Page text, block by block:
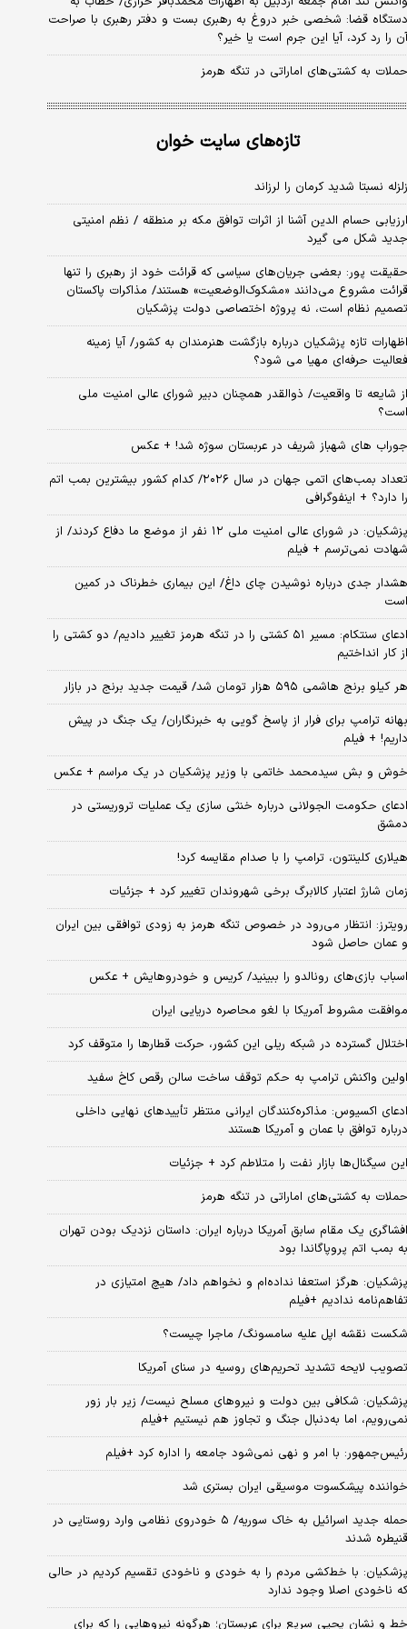
دستگاه قضا: شخصی خبر دروغ به رهبری بست و دفتر رهبری با صراحت
آن را رد کرد، آیا این جرم است یا خیر؟
حملات به کشتی‌های اماراتی در تنگه هرمز
تازه‌های سایت خوان
زلزله نسبتا شدید کرمان را لرزاند
ارزیابی حسام الدین آشنا از اثرات توافق مکه بر منطقه / نظم امنیتی
جدید شکل می گیرد
حقیقت پور: بعضی جریان‌های سیاسی که قرائت خود از رهبری را تنها
قرائت مشروع می‌دانند «مشکوک‌الوضعیت» هستند/ مذاکرات پاکستان
تصمیم نظام است، نه پروژه اختصاصی دولت پزشکیان
اظهارات تازه پزشکیان درباره بازگشت هنرمندان به کشور/ آیا زمینه
فعالیت حرفه‌ای مهیا می شود؟
از شایعه تا واقعیت/ ذوالقدر همچنان دبیر شورای ‌عالی امنیت ملی
است؟
جوراب های شهباز شریف در عربستان سوژه شد! + عکس
تعداد بمب‌های اتمی جهان در سال ۲۰۲۶/ کدام کشور بیشترین بمب اتم
را دارد؟ + اینفوگرافی
پزشکیان: در شورای عالی امنیت ملی ۱۲ نفر از موضع ما دفاع کردند/ از
شهادت نمی‌ترسم + فیلم
هشدار جدی درباره نوشیدن چای داغ/ این بیماری خطرناک در کمین
است
ادعای سنتکام: مسیر ۵۱ کشتی را در تنگه هرمز تغییر دادیم/ دو کشتی را
از کار انداختیم
هر کیلو برنج هاشمی ۵۹۵ هزار تومان شد/ قیمت جدید برنج در بازار
بهانه ترامپ برای فرار از پاسخ گویی به خبرنگاران/ یک جنگ در پیش
داریم! + فیلم
خوش و بش سیدمحمد خاتمی با وزیر پزشکیان در یک مراسم + عکس
ادعای حکومت الجولانی درباره خنثی سازی یک عملیات تروریستی در
دمشق
هیلاری کلینتون، ترامپ را با صدام مقایسه کرد!
زمان شارژ اعتبار کالابرگ برخی شهروندان تغییر کرد + جزئیات
رویترز: انتظار می‌رود در خصوص تنگه هرمز به زودی توافقی بین ایران
و عمان حاصل شود
اسباب‌ بازی‌های رونالدو را ببینید/ کریس و خودروهایش + عکس
موافقت مشروط آمریکا با لغو محاصره دریایی ایران
اختلال گسترده در شبکه ریلی این کشور، حرکت قطارها را متوقف کرد
اولین واکنش ترامپ به حکم توقف ساخت سالن رقص کاخ سفید
ادعای اکسیوس: مذاکره‌کنندگان ایرانی منتظر تأییدهای نهایی داخلی
درباره توافق با عمان و آمریکا هستند
این سیگنال‌ها بازار نفت را متلاطم کرد + جزئیات
حملات به کشتی‌های اماراتی در تنگه هرمز
افشاگری یک مقام سابق آمریکا درباره ایران: داستان نزدیک بودن تهران
به بمب اتم پروپاگاندا بود
پزشکیان: هرگز استعفا نداده‌ام و نخواهم داد/ هیچ امتیازی در
تفاهم‌نامه ندادیم +فیلم
شکست نقشه اپل علیه سامسونگ/ ماجرا چیست؟
تصویب لایحه تشدید تحریم‌های روسیه در سنای آمریکا
پزشکیان: شکافی بین دولت و نیروهای مسلح نیست/ زیر بار زور
نمی‌رویم، اما به‌دنبال جنگ و تجاوز هم نیستیم +فیلم
رئیس‌جمهور: با امر و نهی نمی‌شود جامعه را اداره کرد +فیلم
خواننده پیشکسوت موسیقی ایران بستری شد
حمله جدید اسرائیل به خاک سوریه/ ۵ خودروی نظامی وارد روستایی در
قنیطره شدند
پزشکیان: با خط‌کشی مردم را به خودی و ناخودی تقسیم کردیم در حالی
که ناخودی اصلا وجود ندارد
خط و نشان یحیی سریع برای عربستان؛ هرگونه نیروهایی را که برای